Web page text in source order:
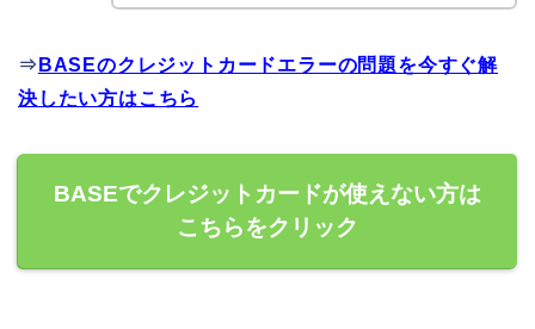
⇒ BASEのクレジットカードエラーの問題を今すぐ解
決したい方はこちら
BASEでクレジットカードが使えない方は
こちらをクリック